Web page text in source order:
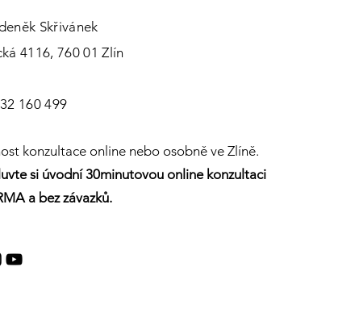
Skřivánek
4116, 760 01 Zlín
160 499
konzultace online nebo osobně ve Zlíně.
si úvodní 30minutovou online konzultaci
a bez závazků.